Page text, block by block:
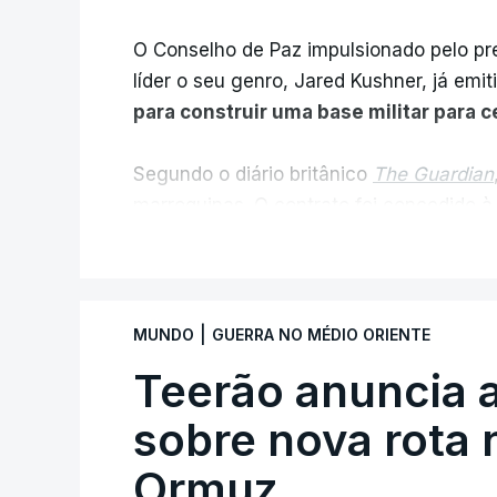
O Conselho de Paz impulsionado pelo
líder o seu genro, Jared Kushner, já
para construir uma base militar para
Segundo o diário britânico The Guardian
Com uma área muito reduzida,esta
fronteira com Israel. Permite, desta
ataque.
Segundo um funcionário do Conselho
MUNDO GUERRA NO MÉDIO ORIENTE
Teerão anuncia
sobre nova rota